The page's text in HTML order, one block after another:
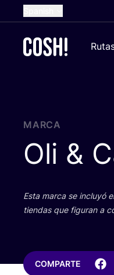
Dutch
Croatian
MARCA
Oli &
Esta mar­ca se inclu­yó
tien­das que figu­ran a
COMPARTE